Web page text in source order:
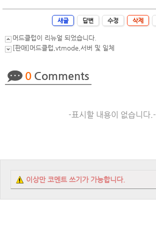
새글 답변 수정 삭제
머드클럽이 리뉴얼 되었습니다.
[판매]머드클럽,vtmode,서버 및 일체
0 Comments
-표시할 내용이 없습니다.-
이상만 코멘트 쓰기가 가능합니다.